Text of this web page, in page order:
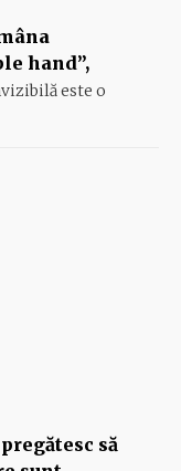
hand”,
este o
să